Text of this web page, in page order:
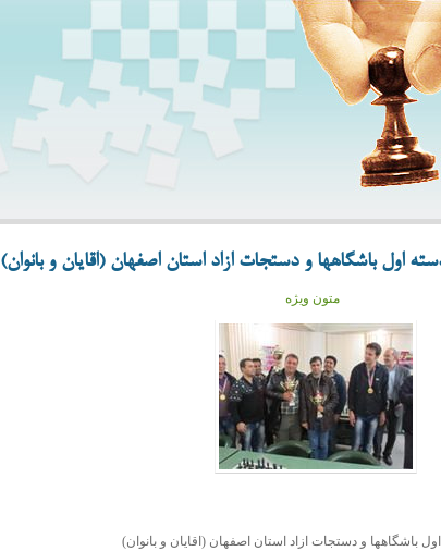
اول باشگاهها و دستجات ازاد استان اصفهان (اقایان و بانوان)
متون ویژه
باشگاهها و دستجات ازاد استان اصفهان (اقایان و بانوان)